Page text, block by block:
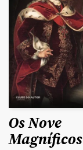
Os Nove
Magníficos